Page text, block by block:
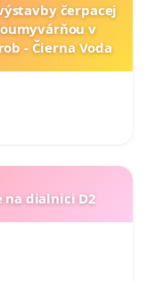
čerpacej
v
- Čierna Voda
dialnici D2